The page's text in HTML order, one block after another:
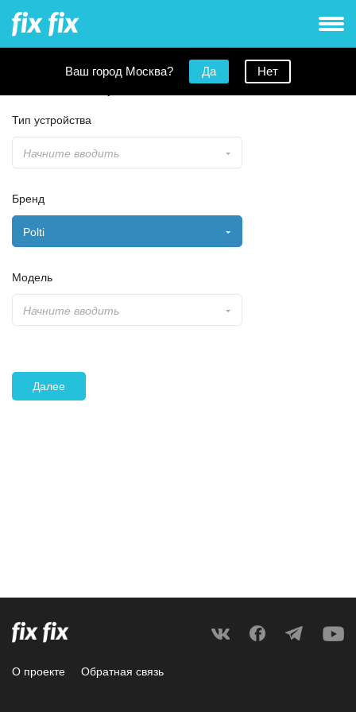
Ваш город Москва? Да Нет
Тип устройства
Начните вводить
Бренд
Polti
Модель
Начните вводить
Далее
О проекте Обратная связь